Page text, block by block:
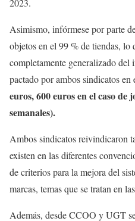
2023.
Asimismo, infórmese por parte
objetos en el 99 % de tiendas, lo
completamente generalizado del
pactado por ambos sindicatos
euros, 600 euros en el caso
semanales).
Ambos sindicatos reivindicaron
existen en las diferentes
de criterios para la mejora del
marcas, temas que se tratan en
Además, desde CCOO y UGT